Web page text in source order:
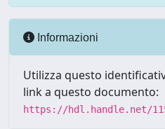
Informazioni
Utilizza questo
link a questo documento:
https://hdl.handle.net/